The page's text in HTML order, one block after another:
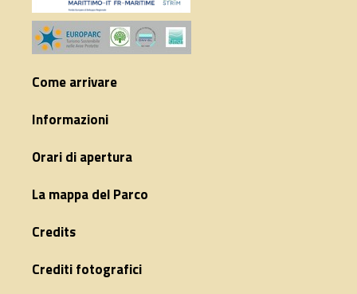
Come arrivare
Informazioni
Orari di apertura
La mappa del Parco
Credits
Crediti fotografici